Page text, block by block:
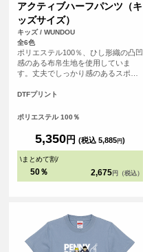
アクティブハーフパンツ（キ
ッズサイズ）
キッズ / WUNDOU
全6色
ポリエステル100％、ひし形織の凸凹
感のある布帛生地を使用していま
す。丈夫でしっかり感のあるスポー
ニスボールなども収まる深めのビッ
ストゴム調整可能な紐付きです。 S
ございます。
DTFプリント
ポリエステル 100％
5,350円 (税込 5,885円)
\まとめて割/
50％ 2,675 円（税込）